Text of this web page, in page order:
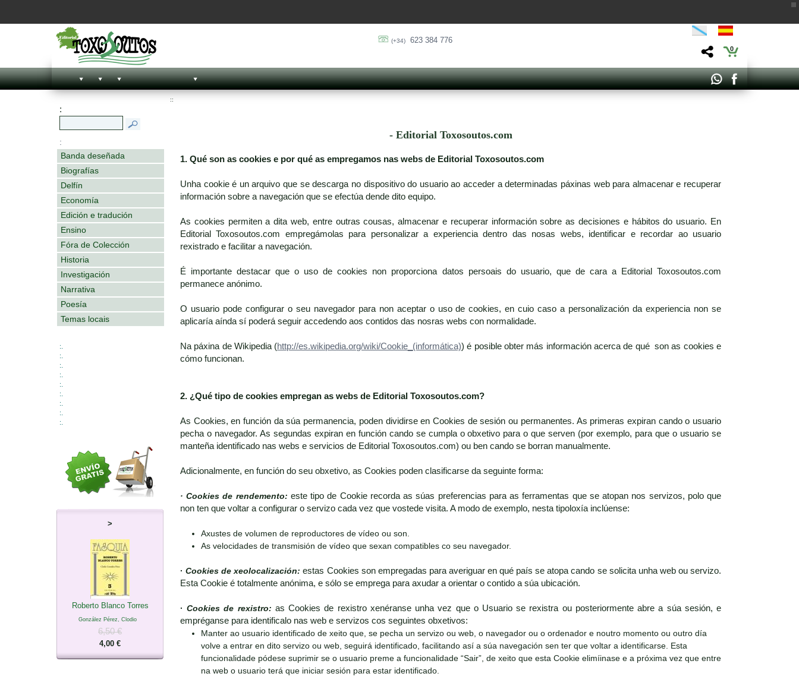
(+34) 623 384 776
0
:
:
Banda deseñada
Biografías
Delfín
Economía
Edición e tradución
Ensino
Fóra de Colección
Historia
Investigación
Narrativa
Poesía
Temas locais
:.
:.
:.
:.
:.
:.
:.
:.
:.
>
Roberto Blanco Torres
González Pérez, Clodio
6,50 €
4,00 €
::
- Editorial Toxosoutos.com
1. Qué son as cookies e por qué as empregamos nas webs de Editorial Toxosoutos.com
Unha cookie é un arquivo que se descarga no dispositivo do usuario ao acceder a determinadas páxinas web para almacenar e recuperar
información sobre a navegación que se efectúa dende dito equipo.
As cookies permiten a dita web, entre outras cousas, almacenar e recuperar información sobre as decisiones e hábitos do usuario. En
Editorial Toxosoutos.com empregámolas para personalizar a experiencia dentro das nosas webs, identificar e recordar ao usuario
rexistrado e facilitar a navegación.
É importante destacar que o uso de cookies non proporciona datos persoais do usuario, que de cara a Editorial Toxosoutos.com
permanece anónimo.
O usuario pode configurar o seu navegador para non aceptar o uso de cookies, en cuio caso a personalización da experiencia non se
aplicaría aínda sí poderá seguir accedendo aos contidos das nosras webs con normalidade.
Na páxina de Wikipedia (http://es.wikipedia.org/wiki/Cookie_(informática)) é posible obter más información acerca de qué son as cookies e
cómo funcionan.
2. ¿Qué tipo de cookies empregan as webs de Editorial Toxosoutos.com?
As Cookies, en función da súa permanencia, poden dividirse en Cookies de sesión ou permanentes. As primeras expiran cando o usuario
pecha o navegador. As segundas expiran en función cando se cumpla o obxetivo para o que serven (por exemplo, para que o usuario se
manteña identificado nas webs e servicios de Editorial Toxosoutos.com) ou ben cando se borran manualmente.
Adicionalmente, en función do seu obxetivo, as Cookies poden clasificarse da seguinte forma:
· Cookies de rendemento: este tipo de Cookie recorda as súas preferencias para as ferramentas que se atopan nos servizos, polo que
non ten que voltar a configurar o servizo cada vez que vostede visita. A modo de exemplo, nesta tipoloxía inclúense:
Axustes de volumen de reproductores de vídeo ou son.
As velocidades de transmisión de vídeo que sexan compatibles co seu navegador.
·Cookies de xeolocalización: estas Cookies son empregadas para averiguar en qué país se atopa cando se solicita unha web ou servizo.
Esta Cookie é totalmente anónima, e sólo se emprega para axudar a orientar o contido a súa ubicación.
·Cookies de rexistro: as Cookies de rexistro xenéranse unha vez que o Usuario se rexistra ou posteriormente abre a súa sesión, e
empréganse para identificalo nas web e servizos cos seguintes obxetivos:
Manter ao usuario identificado de xeito que, se pecha un servizo ou web, o navegador ou o ordenador e noutro momento ou outro día
volve a entrar en dito servizo ou web, seguirá identificado, facilitando así a súa navegación sen ter que voltar a identificarse. Esta
funcionalidade pódese suprimir se o usuario preme a funcionalidade “Sair”, de xeito que esta Cookie elimíinase e a próxima vez que entre
na web o usuario terá que iniciar sesión para estar identificado.